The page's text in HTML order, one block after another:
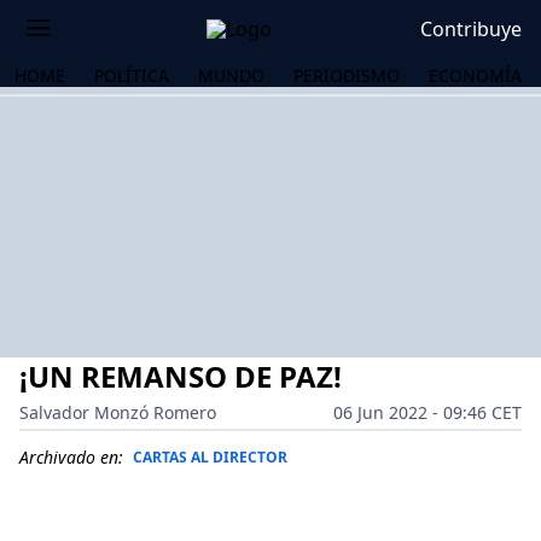
Contribuye
HOME POLÍTICA MUNDO PERIODISMO ECONOMÍA
¡UN REMANSO DE PAZ!
Salvador Monzó Romero
06 Jun 2022 - 09:46 CET
Archivado en: CARTAS AL DIRECTOR